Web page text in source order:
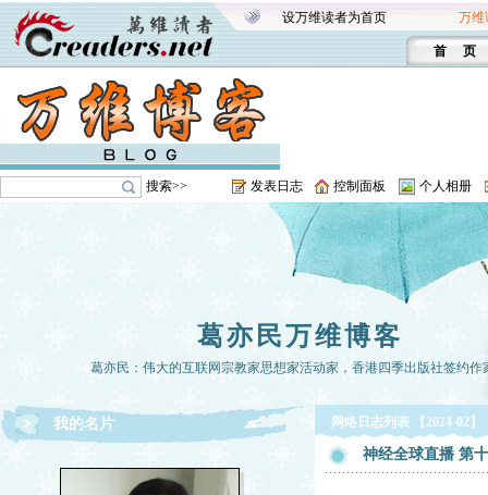
设万维读者为首页 万维
首 页
搜索>> 发表日志 控制面板 个人相册
葛亦民万维博客
葛亦民：伟大的互联网宗教家思想家活动家，香港四季出版社签约作
我的名片 网络日志列表 【2024-02】
神经全球直播 第